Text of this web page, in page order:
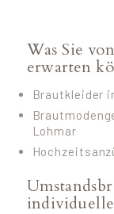
Was Sie
erwarten
Brautkleider
Lohmar